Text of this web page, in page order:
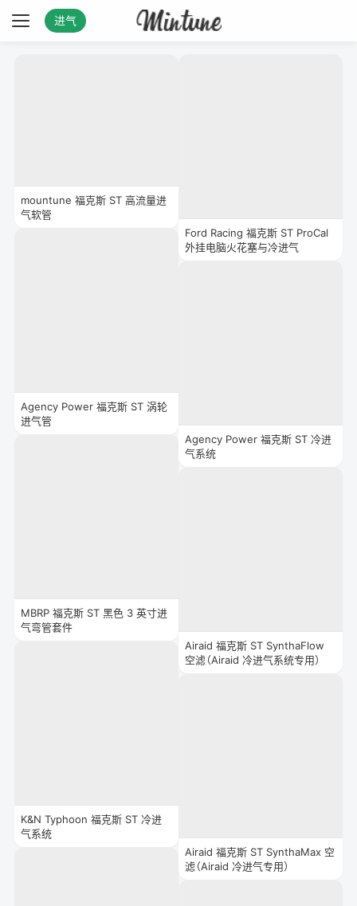
进气
mountune 福克斯 ST 高流量进
气软管
Agency Power 福克斯 ST 涡轮
进气管
MBRP 福克斯 ST 黑色 3 英寸进
气弯管套件
K&N Typhoon 福克斯 ST 冷进
气系统
Ford Racing 福克斯 ST ProCal
外挂电脑火花塞与冷进气
Agency Power 福克斯 ST 冷进
气系统
Airaid 福克斯 ST SynthaFlow
空滤（Airaid 冷进气系统专用）
Airaid 福克斯 ST SynthaMax 空
滤（Airaid 冷进气专用）